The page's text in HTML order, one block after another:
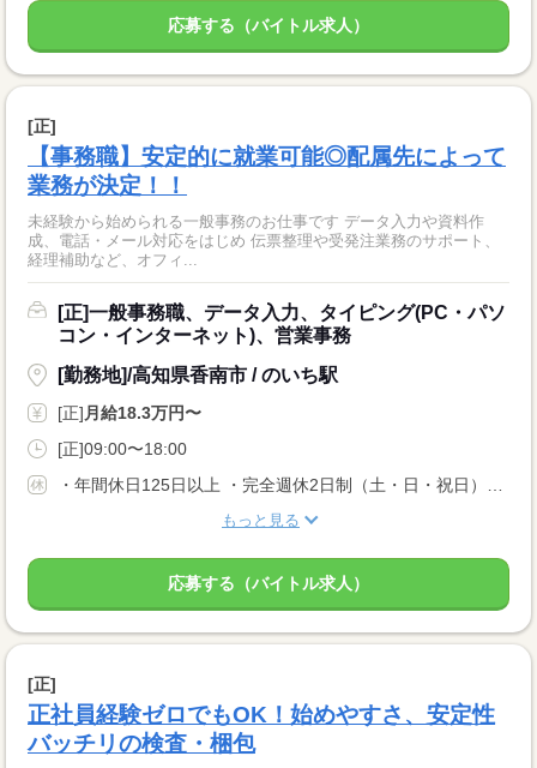
応募する（バイトル求人）
[正]
【事務職】安定的に就業可能◎配属先によって
業務が決定！！
未経験から始められる一般事務のお仕事です データ入力や資料作
成、電話・メール対応をはじめ 伝票整理や受発注業務のサポート、
経理補助など、オフィ...
[正]一般事務職、データ入力、タイピング(PC・パソ
コン・インターネット)、営業事務
[勤務地]/高知県香南市 / のいち駅
[正] 月給18.3万円〜
[正]09:00〜18:00
もっと見る
応募する（バイトル求人）
[正]
正社員経験ゼロでもOK！始めやすさ、安定性
バッチリの検査・梱包